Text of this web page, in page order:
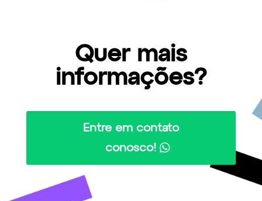
Quer mais
informações?
Entre em contato
conosco!